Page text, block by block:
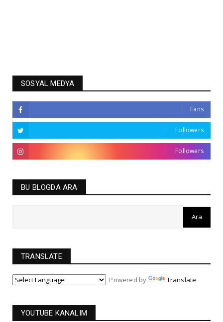
SOSYAL MEDYA
Fans
Followers
Followers
BU BLOGDA ARA
TRANSLATE
Powered by Translate
YOUTUBE KANALIM